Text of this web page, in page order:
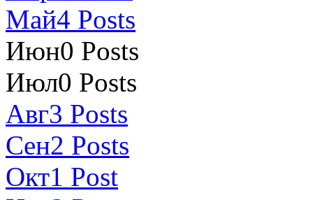
Май4 Posts
Июн0 Posts
Июл0 Posts
Авг3 Posts
Сен2 Posts
Окт1 Post